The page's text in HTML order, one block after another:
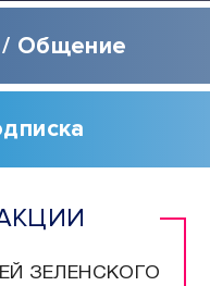
Общение
ЗЕЛЕНСКОГО